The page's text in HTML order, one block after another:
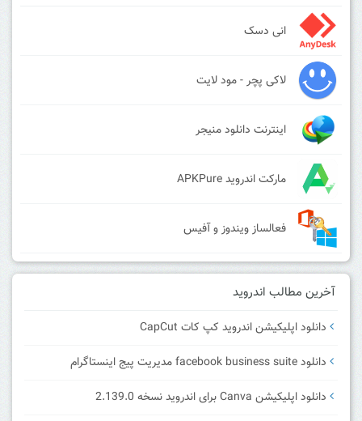
انی دسک
لاکی پچر - مود لایت
اینترنت دانلود منیجر
مارکت اندروید APKPure
فعالساز ویندوز و آفیس
آخرین مطالب اندروید
دانلود اپلیکیشن اندروید کپ کات CapCut
دانلود facebook business suite مدیریت پیج اینستاگرام
دانلود اپلیکیشن Canva برای اندروید نسخه 2.139.0